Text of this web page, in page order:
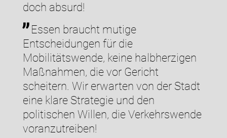
doch absurd!
Essen braucht mutige
Entscheidungen für die
Mobilitätswende, keine halbherzigen
Maßnahmen, die vor Gericht
scheitern. Wir erwarten von der Stadt
eine klare Strategie und den
politischen Willen, die Verkehrswende
voranzutreiben!